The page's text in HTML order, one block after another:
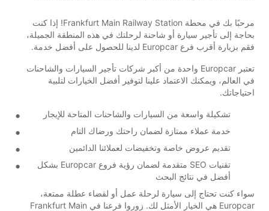
مرحبًا بك في محطة Frankfurt Main Railway Station! إذا كنت
بحاجة إلى تأجير سيارة أو شاحنة لرحلتك في هذه المنطقة الجميلة،
فقم بزيارة أقرب فرع Europcar لدينا للحصول على أفضل خدمة.
تعتبر Europcar واحدة من أكبر شركات تأجير السيارات والشاحنات
في العالم، ويمكنك الاعتماد علينا لتوفير أفضل الخيارات لتلبية
احتياجاتك.
تشكيلة واسعة من السيارات والشاحنات المتاحة للإيجار
خدمة عملاء ممتازة لضمان راحتك ورضاك التام
تقديم عروض خاصة وتخفيضات لعملائنا الدائمين
تقنيات SEO متقدمة لضمان رؤية فروع Europcar بشكل
أفضل في نتائج البحث
سواء كنت تحتاج إلى سيارة لرحلة عمل أو لقضاء عطلة ممتعة،
Europcar هي الخيار الأمثل لك. زوروا فرعنا في Frankfurt Main